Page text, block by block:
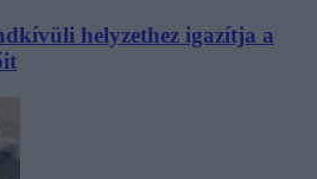
helyzethez igazítja a